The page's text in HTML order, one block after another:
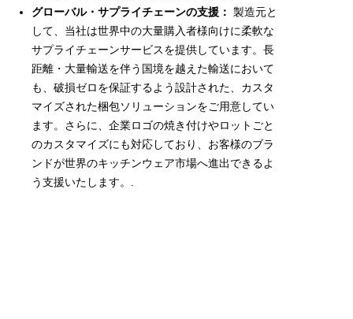
グローバル・サプライチェーンの支援： 製造元と
して、当社は世界中の大量購入者様向けに柔軟な
サプライチェーンサービスを提供しています。長
距離・大量輸送を伴う国境を越えた輸送において
も、破損ゼロを保証するよう設計された、カスタ
マイズされた梱包ソリューションをご用意してい
ます。さらに、企業ロゴの焼き付けやロットごと
のカスタマイズにも対応しており、お客様のブラ
ンドが世界のキッチンウェア市場へ進出できるよ
う支援いたします。.